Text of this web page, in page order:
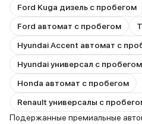
Ford Kuga дизель с пробегом
Ford автомат с пробегом
Hyundai Accent автомат с
Hyundai универсал с пробегом
Honda автомат с пробегом
Renault универсалы с
Подержанные премиальные